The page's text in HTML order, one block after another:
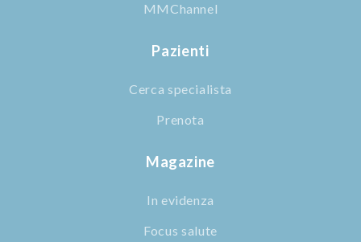
MMChannel
Pazienti
Cerca specialista
Prenota
Magazine
In evidenza
Focus salute